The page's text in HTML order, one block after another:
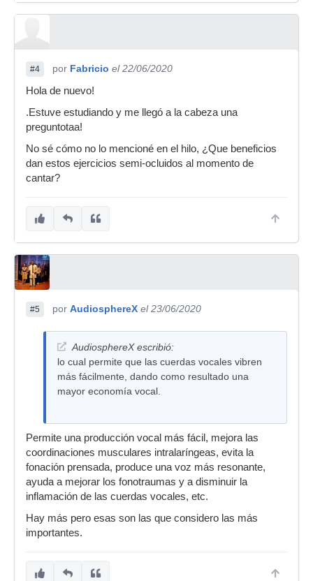
#4 por Fabricio el 22/06/2020
Hola de nuevo!
.Estuve estudiando y me llegó a la cabeza una
preguntotaa!
No sé cómo no lo mencioné en el hilo, ¿Que beneficios
dan estos ejercicios semi-ocluidos al momento de
cantar?
#5 por AudiosphereX el 23/06/2020
AudiosphereX escribió:
lo cual permite que las cuerdas vocales vibren
más fácilmente, dando como resultado una
mayor economía vocal.
Permite una producción vocal más fácil, mejora las
coordinaciones musculares intralaríngeas, evita la
fonación prensada, produce una voz más resonante,
ayuda a mejorar los fonotraumas y a disminuir la
inflamación de las cuerdas vocales, etc.
Hay más pero esas son las que considero las más
importantes.